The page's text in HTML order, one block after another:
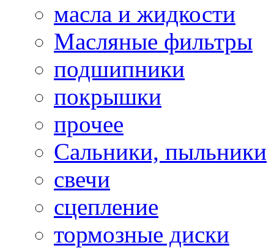
масла и жидкости
Масляные фильтры
подшипники
покрышки
прочее
Сальники, пыльники
свечи
сцепление
тормозные диски